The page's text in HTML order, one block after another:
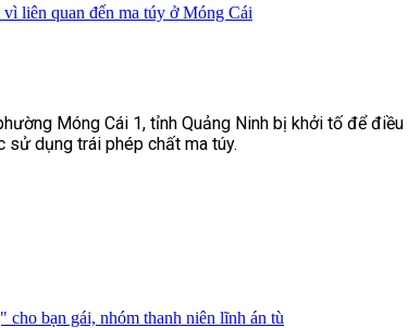
liên quan đến ma túy ở Móng Cái
Móng Cái 1, tỉnh Quảng Ninh bị khởi tố để điều
sử dụng trái phép chất ma túy.
cho bạn gái, nhóm thanh niên lĩnh án tù